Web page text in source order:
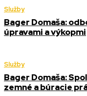
Služby
Bager Domaša:
úpravami a výkopmi
Služby
Bager Domaša:
zemné a búracie